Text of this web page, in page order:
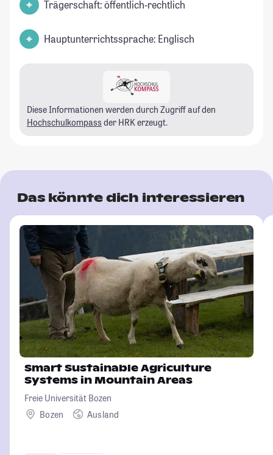
Trägerschaft: öffentlich-rechtlich
Hauptunterrichtssprache: Englisch
Diese Informationen werden durch Zugriff auf den
Hochschulkompass der HRK erzeugt.
Das könnte dich interessieren
Smart Sustainable Agriculture
Systems in Mountain Areas
Freie Universität Bozen
Bozen
Ausland